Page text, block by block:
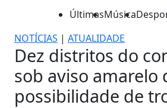
ÚltimasMúsica
NOTÍCIAS | ATUALIDADE
Dez distritos do
sob aviso amarelo
possibilidade de